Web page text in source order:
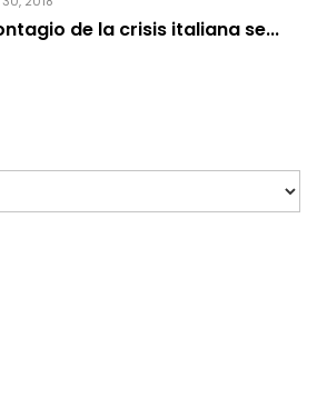
de la crisis italiana se...